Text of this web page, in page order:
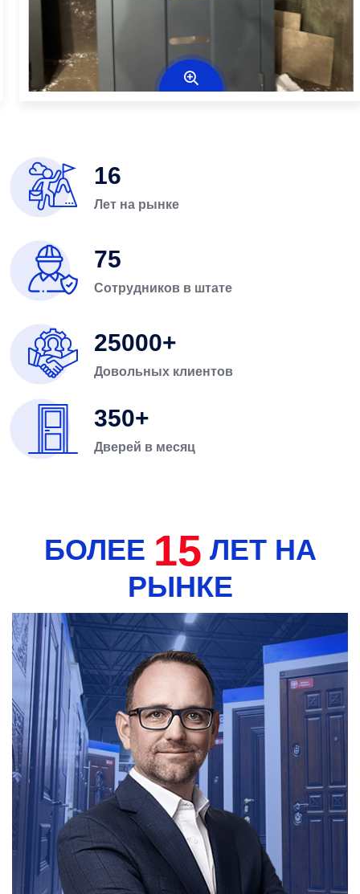
16
Лет на рынке
75
Сотрудников в штате
25000
Довольных клиентов
350
Дверей в месяц
БОЛЕЕ 15 ЛЕТ НА
РЫНКЕ